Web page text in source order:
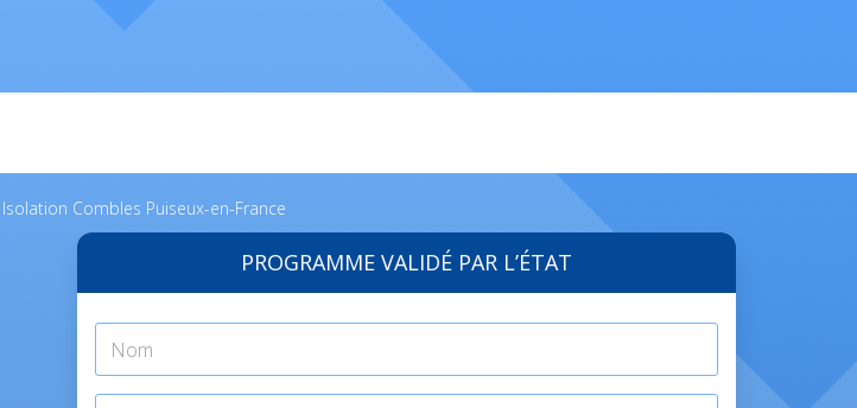
Isolation Combles Puiseux-en-France
PROGRAMME VALIDÉ PAR L’ÉTAT